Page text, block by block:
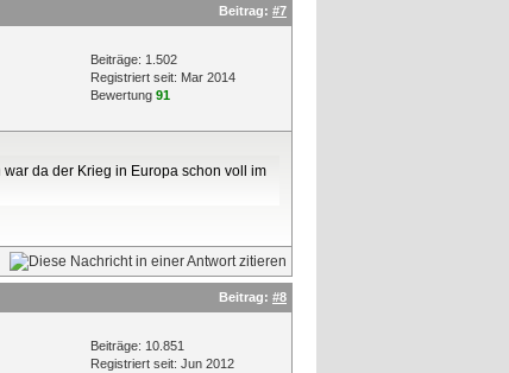
Beitrag: #7
Beiträge: 1.502
Registriert seit: Mar 2014
Bewertung 91
da der Krieg in Europa schon voll im
Beitrag: #8
Beiträge: 10.851
Registriert seit: Jun 2012